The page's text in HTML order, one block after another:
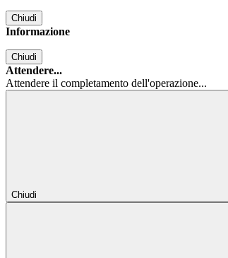
Chiudi
Informazione
Chiudi
Attendere...
Attendere il completamento dell'operazione...
Chiudi